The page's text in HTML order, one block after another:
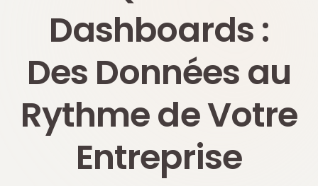
Dashboards :
Des Données au
Rythme de Votre
Entreprise